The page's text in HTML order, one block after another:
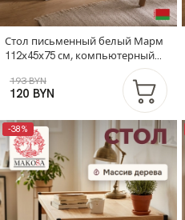
Стол письменный белый Марм
112х45х75 см, компьютерный
193 BYN
120 BYN
-38%